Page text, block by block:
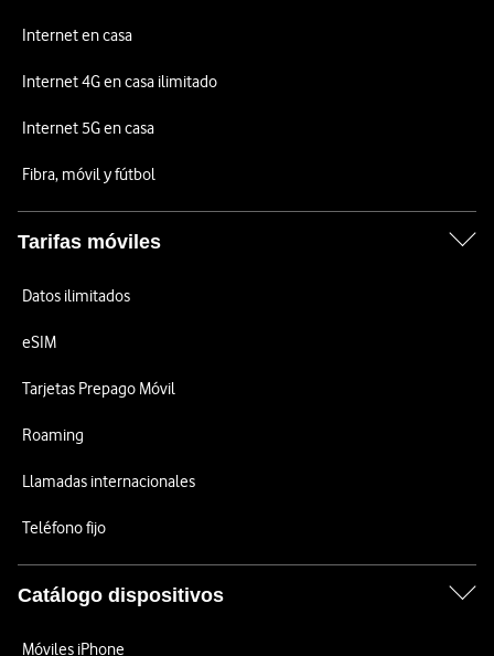
Internet en casa
Internet 4G en casa ilimitado
Internet 5G en casa
Fibra, móvil y fútbol
Tarifas móviles
Datos ilimitados
eSIM
Tarjetas Prepago Móvil
Roaming
Llamadas internacionales
Teléfono fijo
Catálogo dispositivos
Móviles iPhone